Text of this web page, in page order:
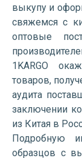
выкупу и
свяжемся с
оптовые
1KARGO
товаров,
аудита
заключении
из Китая в
Подробную
образцов с